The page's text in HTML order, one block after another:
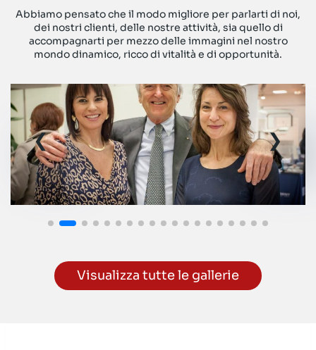
Abbiamo pensato che il modo migliore per parlarti di noi,
dei nostri clienti, delle nostre attività, sia quello di
accompagnarti per mezzo delle immagini nel nostro
mondo dinamico, ricco di vitalità e di opportunità.
Visualizza tutte le gallerie